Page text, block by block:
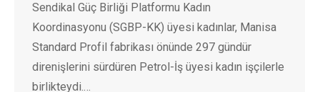
Sendikal Güç Birliği Platformu Kadın
Koordinasyonu (SGBP-KK) üyesi kadınlar, Manisa
Standard Profil fabrikası önünde 297 gündür
direnişlerini sürdüren Petrol-İş üyesi kadın işçilerle
birlikteydi.…